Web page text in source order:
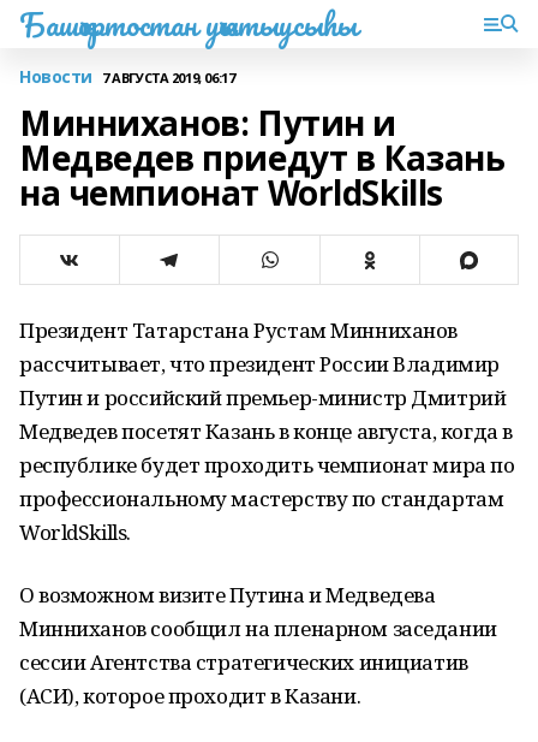
Башҡортостан уҡытыусыһы
Новости 7 АВГУСТА 2019, 06:17
Минниханов: Путин и
Медведев приедут в Казань
на чемпионат WorldSkills
Президент Татарстана Рустам Минниханов
рассчитывает, что президент России Владимир
Путин и российский премьер-министр Дмитрий
Медведев посетят Казань в конце августа, когда в
республике будет проходить чемпионат мира по
профессиональному мастерству по стандартам
WorldSkills.
О возможном визите Путина и Медведева
Минниханов сообщил на пленарном заседании
сессии Агентства стратегических инициатив
(АСИ), которое проходит в Казани.